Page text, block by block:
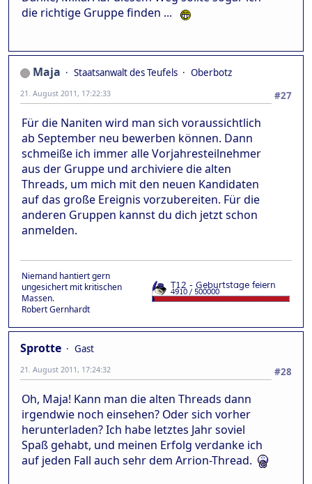
die richtige Gruppe finden ...
Maja Staatsanwalt des Teufels
Oberbotz
#27
21. August 2011, 17:22:33
Für die Naniten wird man sich voraussichtlich
ab September neu bewerben können. Dann
schmeiße ich immer alle Vorjahresteilnehmer
aus der Gruppe und archiviere die alten
Threads, um mich mit den neuen Kandidaten
auf das große Ereignis vorzubereiten. Für die
anderen Gruppen kannst du dich jetzt schon
anmelden.
Niemand hantiert gern
ungesichert mit kritischen
Massen.
Robert Gernhardt
Sprotte
Gast
#28
21. August 2011, 17:24:32
Oh, Maja! Kann man die alten Threads dann
irgendwie noch einsehen? Oder sich vorher
herunterladen? Ich habe letztes Jahr soviel
Spaß gehabt, und meinen Erfolg verdanke ich
auf jeden Fall auch sehr dem Arrion-Thread.